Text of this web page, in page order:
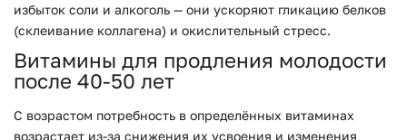
избыток соли и алкоголь — они ускоряют гликацию белков
(склеивание коллагена) и окислительный стресс.
Витамины для продления молодости
после 40-50 лет
С возрастом потребность в определённых витаминах
возрастает из-за снижения их усвоения и изменения